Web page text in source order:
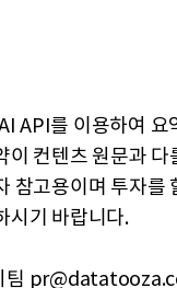
API를 이용하여 요
이 컨텐츠 원문과 다
참고용이며 투자를
시기 바랍니다.
팀